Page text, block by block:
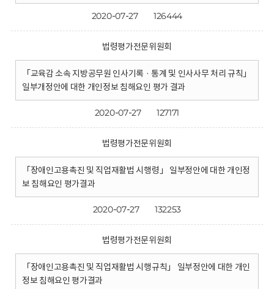
2020-07-27 126444
법령평가전문위원회
「교육감 소속 지방공무원 인사기록 · 통계 및 인사사무 처리 규칙」
일부개정안에 대한 개인정보 침해요인 평가 결과
2020-07-27 127171
법령평가전문위원회
「장애인고용촉진 및 직업재활법 시행령」 일부정안에 대한 개인정
보 침해요인 평가결과
2020-07-27 132253
법령평가전문위원회
「장애인고용촉진 및 직업재활법 시행규칙」 일부정안에 대한 개인
정보 침해요인 평가결과